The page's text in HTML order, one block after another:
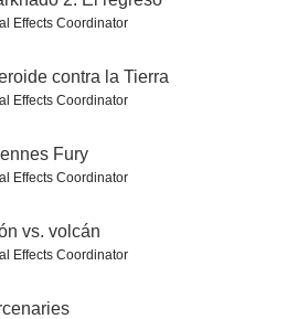
--
vida
Effects Coordinator
contra la Tierra
Effects Coordinator
Fury
Effects Coordinator
vs. volcán
Effects Coordinator